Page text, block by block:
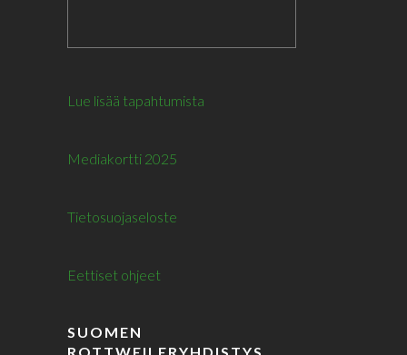
Lue lisää tapahtumista
Mediakortti 2025
Tietosuojaseloste
Eettiset ohjeet
SUOMEN